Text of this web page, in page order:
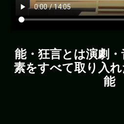
能・狂言とは演劇
素をすべて取り入
能